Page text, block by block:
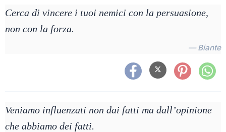
Cerca di vincere i tuoi nemici con la persuasione,
non con la forza.
— Biante
Veniamo influenzati non dai fatti ma dall’opinione
che abbiamo dei fatti.